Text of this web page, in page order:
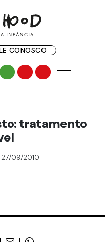
CONOSCO
tratamento
27/09/2010